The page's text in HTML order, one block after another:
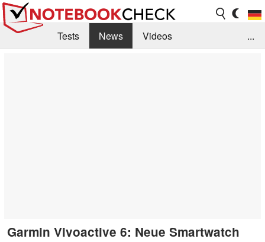
Tests News
Videos
...
Garmin Vivoactive 6: Neue Smartwatch